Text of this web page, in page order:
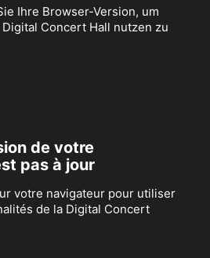
Ihre Browser-Version, um
Concert Hall nutzen zu
de votre
pas à jour
votre navigateur pour utiliser
de la Digital Concert